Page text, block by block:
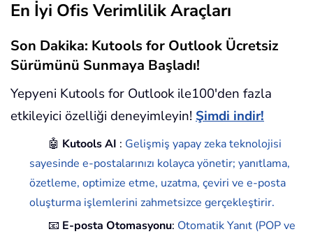
En İyi Ofis Verimlilik Araçları
Son Dakika: Kutools for Outlook Ücretsiz
Sürümünü Sunmaya Başladı!
Yepyeni Kutools for Outlook ile100'den fazla
etkileyici özelliği deneyimleyin! Şimdi indir!
🤖 Kutools AI : Gelişmiş yapay zeka teknolojisi
sayesinde e-postalarınızı kolayca yönetir; yanıtlama,
özetleme, optimize etme, uzatma, çeviri ve e-posta
oluşturma işlemlerini zahmetsizce gerçekleştirir.
📧 E-posta Otomasyonu: Otomatik Yanıt (POP ve